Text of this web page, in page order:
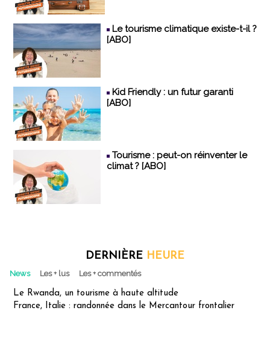
Le tourisme climatique existe-t-il ?
[ABO]
Kid Friendly : un futur garanti
[ABO]
Tourisme : peut-on réinventer le
climat ? [ABO]
DERNIÈRE HEURE
News Les + lus Les + commentés
Le Rwanda, un tourisme à haute altitude
France, Italie : randonnée dans le Mercantour frontalier